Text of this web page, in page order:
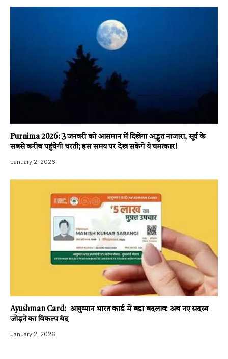
Purnima 2026: 3 जनवरी को आसमान में दिखेगा अद्भुत नाजारा, सूर्य के
सबसे करीब पहुंचेगी धरती; इस समय पर देख सकेंगे ये चमत्कार!
January 2, 2026
Ayushman Card: आयुष्मान भारत कार्ड में बड़ा बदलाव: अब नए सदस्य
जोड़ने का विकल्प बंद
January 2, 2026